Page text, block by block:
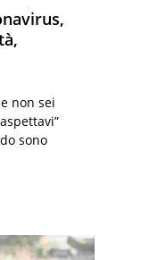
non sei
sono